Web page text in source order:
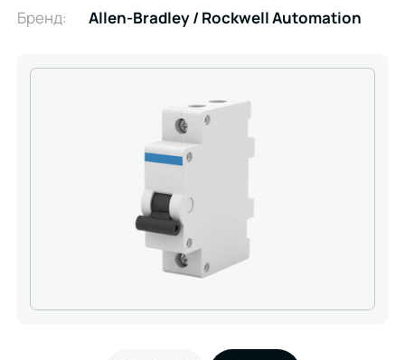
Бренд:
Allen-Bradley / Rockwell Automation